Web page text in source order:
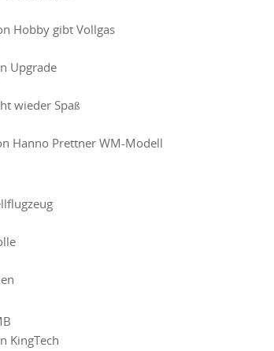
Hobby gibt Vollgas
Upgrade
wieder Spaß
Hanno Prettner WM-Modell
KingTech